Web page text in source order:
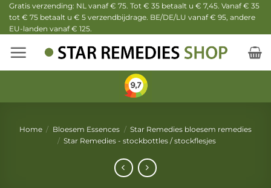
Ga
naar
inhoud
Gratis verzending: NL vanaf € 75. Tot € 35 betaalt u € 7,45. Vanaf € 35
tot € 75 betaalt u € 5 verzendbijdrage. BE/DE/LU vanaf € 95, andere
EU-landen vanaf € 125.
Home / Bloesem Essences / Star Remedies bloesem remedies
/ Star Remedies - stockbottles / stockflesjes